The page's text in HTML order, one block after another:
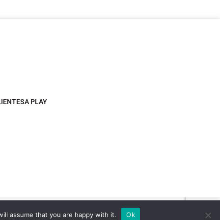
PLAY
assume that you are happy with it. Ok